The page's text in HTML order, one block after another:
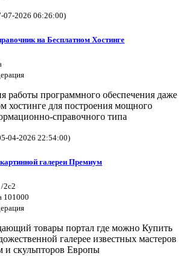
07-2026 06:26:00)
на Бесплатном Хостинге
работы программного обеспечения даже
хостинге для построения мощного
справочного типа
04-2026 22:54:00)
галереи Премиум
2с2
101000
товары портал где можно Купить
галерее известных мастеров
и скульпторов Европы